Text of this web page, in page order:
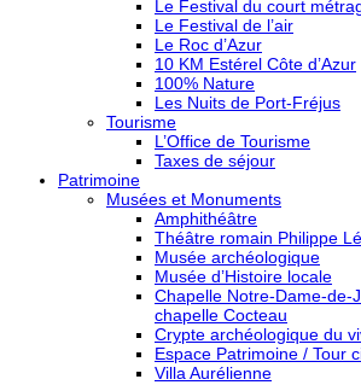
Le Festival du court
Le Festival de l’air
Le Roc d’Azur
10 KM Estérel Côte d’Azur
100% Nature
Les Nuits de Port-Fréjus
Tourisme
L’Office de Tourisme
Taxes de séjour
Patrimoine
Musées et Monuments
Amphithéâtre
Théâtre romain Philippe
Musée archéologique
Musée d’Histoire locale
Chapelle Notre-Dame-de-
chapelle Cocteau
Crypte archéologique du
Espace Patrimoine / Tour
Villa Aurélienne